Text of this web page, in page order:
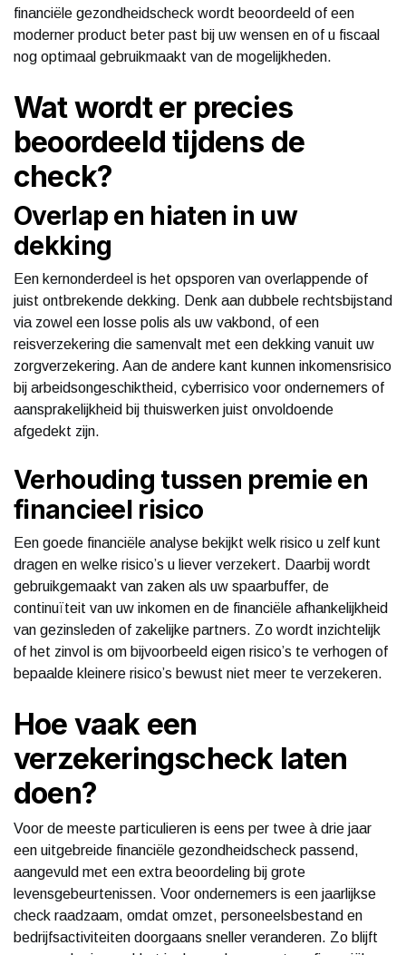
financiële gezondheidscheck wordt beoordeeld of een
moderner product beter past bij uw wensen en of u fiscaal
nog optimaal gebruikmaakt van de mogelijkheden.
Wat wordt er precies
beoordeeld tijdens de
check?
Overlap en hiaten in uw
dekking
Een kernonderdeel is het opsporen van overlappende of
juist ontbrekende dekking. Denk aan dubbele rechtsbijstand
via zowel een losse polis als uw vakbond, of een
reisverzekering die samenvalt met een dekking vanuit uw
zorgverzekering. Aan de andere kant kunnen inkomensrisico
bij arbeidsongeschiktheid, cyberrisico voor ondernemers of
aansprakelijkheid bij thuiswerken juist onvoldoende
afgedekt zijn.
Verhouding tussen premie en
financieel risico
Een goede financiële analyse bekijkt welk risico u zelf kunt
dragen en welke risico’s u liever verzekert. Daarbij wordt
gebruikgemaakt van zaken als uw spaarbuffer, de
continuïteit van uw inkomen en de financiële afhankelijkheid
van gezinsleden of zakelijke partners. Zo wordt inzichtelijk
of het zinvol is om bijvoorbeeld eigen risico’s te verhogen of
bepaalde kleinere risico’s bewust niet meer te verzekeren.
Hoe vaak een
verzekeringscheck laten
doen?
Voor de meeste particulieren is eens per twee à drie jaar
een uitgebreide financiële gezondheidscheck passend,
aangevuld met een extra beoordeling bij grote
levensgebeurtenissen. Voor ondernemers is een jaarlijkse
check raadzaam, omdat omzet, personeelsbestand en
bedrijfsactiviteiten doorgaans sneller veranderen. Zo blijft